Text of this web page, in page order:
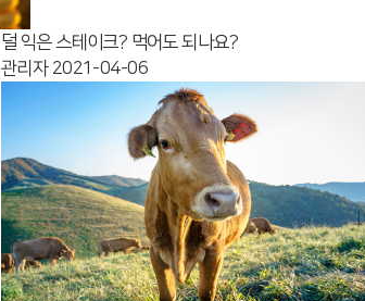
덜 익은 스테이크? 먹어도 되나요?
관리자 2021-04-06